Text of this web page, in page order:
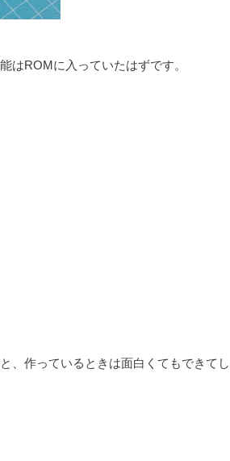
はROMに入っていたはずです。
、作っているときは面白くてもできて